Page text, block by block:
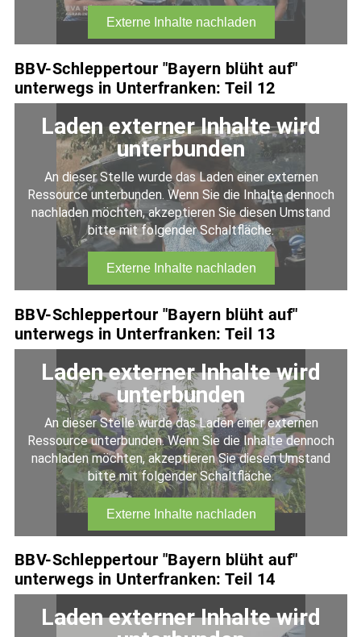
BBV-Schleppertour "Bayern blüht auf"
unterwegs in Unterfranken: Teil 12
BBV-Schleppertour "Bayern blüht auf"
unterwegs in Unterfranken: Teil 13
BBV-Schleppertour "Bayern blüht auf"
unterwegs in Unterfranken: Teil 14